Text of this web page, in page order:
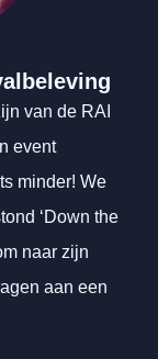
van de RAI
event
minder! We
‘Down the
naar zijn
aan een